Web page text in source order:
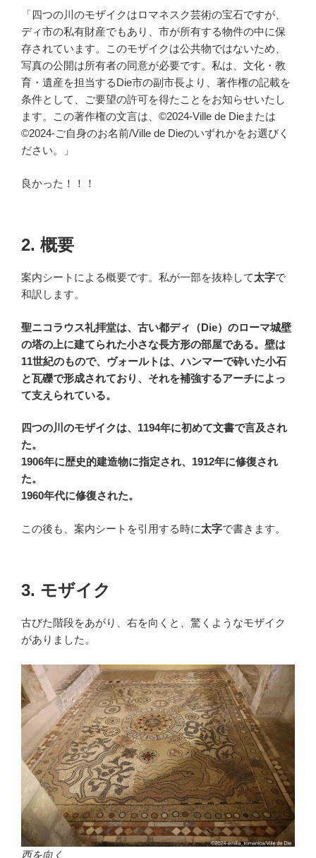
「四つの川のモザイクはロマネスク芸術の宝石ですが、
ディ市の私有財産でもあり、市が所有する物件の中に保
存されています。このモザイクは公共物ではないため、
写真の公開は所有者の同意が必要です。私は、文化・教
育・遺産を担当するDie市の副市長より、著作権の記載を
条件として、ご要望の許可を得たことをお知らせいたし
ます。この著作権の文言は、©2024-Ville de Dieまたは
©2024-ご自身のお名前/Ville de Dieのいずれかをお選びく
ださい。」
良かった！！！
2. 概要
案内シートによる概要です。私が一部を抜粋して太字で
和訳します。
聖ニコラウス礼拝堂は、古い都ディ（Die）のローマ城壁
の塔の上に建てられた小さな長方形の部屋である。壁は
11世紀のもので、ヴォールトは、ハンマーで砕いた小石
と瓦礫で形成されており、それを補強するアーチによっ
て支えられている。
四つの川のモザイクは、1194年に初めて文書で言及され
た。
1906年に歴史的建造物に指定され、1912年に修復され
た。
1960年代に修復された。
この後も、案内シートを引用する時に太字で書きます。
3. モザイク
古びた階段をあがり、右を向くと、驚くようなモザイク
がありました。
西を向く